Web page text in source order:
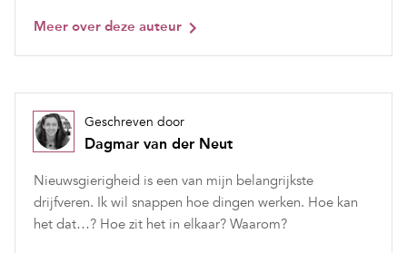
Meer over deze auteur
Geschreven door
Dagmar van der Neut
Nieuwsgierigheid is een van mijn belangrijkste
drijfveren. Ik wil snappen hoe dingen werken. Hoe kan
het dat…? Hoe zit het in elkaar? Waarom?